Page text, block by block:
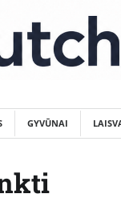
GYVŪNAI